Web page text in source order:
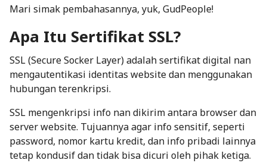
Mari simak pembahasannya, yuk, GudPeople!
Apa Itu Sertifikat SSL?
SSL (Secure Socker Layer) adalah sertifikat digital nan
mengautentikasi identitas website dan menggunakan
hubungan terenkripsi.
SSL mengenkripsi info nan dikirim antara browser dan
server website. Tujuannya agar info sensitif, seperti
password, nomor kartu kredit, dan info pribadi lainnya
tetap kondusif dan tidak bisa dicuri oleh pihak ketiga.